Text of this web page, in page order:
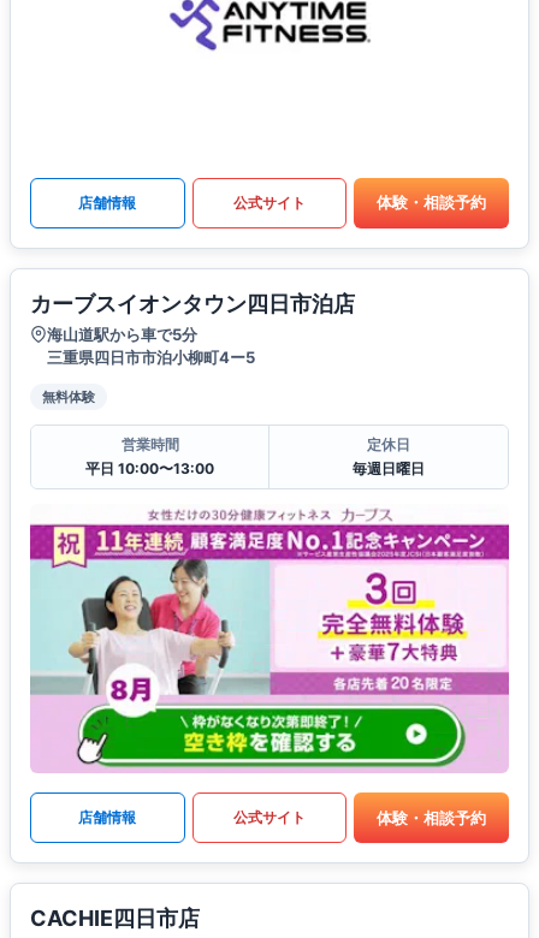
店舗情報 公式サイト 体験・相談予約
カーブスイオンタウン四日市泊店
海山道駅から車で5分
三重県四日市市泊小柳町4ー5
無料体験
営業時間
平日 10:00〜13:00
定休日
毎週日曜日
店舗情報 公式サイト 体験・相談予約
CACHIE四日市店